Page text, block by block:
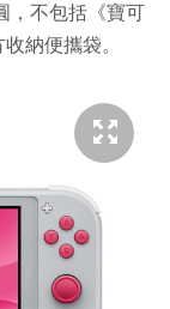
，不包括《寶可
納便攜袋。